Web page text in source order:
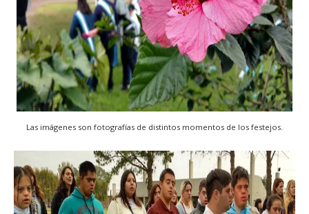
Las imágenes son fotografías de distintos momentos de los festejos.